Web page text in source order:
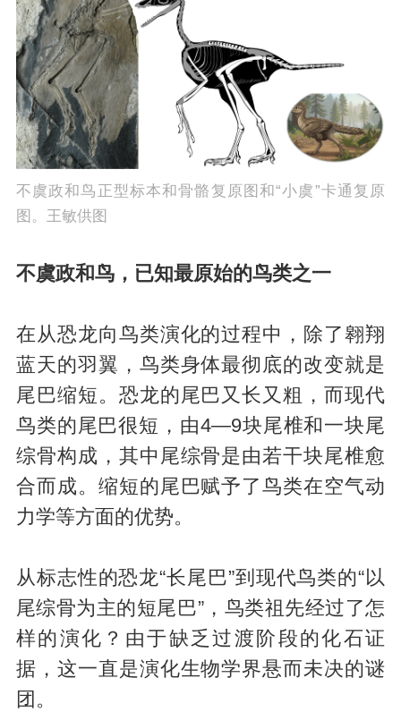
不虞政和鸟正型标本和骨骼复原图和“小虞”卡通复原
图。王敏供图
不虞政和鸟，已知最原始的鸟类之一
在从恐龙向鸟类演化的过程中，除了翱翔
蓝天的羽翼，鸟类身体最彻底的改变就是
尾巴缩短。恐龙的尾巴又长又粗，而现代
鸟类的尾巴很短，由4—9块尾椎和一块尾
综骨构成，其中尾综骨是由若干块尾椎愈
合而成。缩短的尾巴赋予了鸟类在空气动
力学等方面的优势。
从标志性的恐龙“长尾巴”到现代鸟类的“以
尾综骨为主的短尾巴”，鸟类祖先经过了怎
样的演化？由于缺乏过渡阶段的化石证
据，这一直是演化生物学界悬而未决的谜
团。